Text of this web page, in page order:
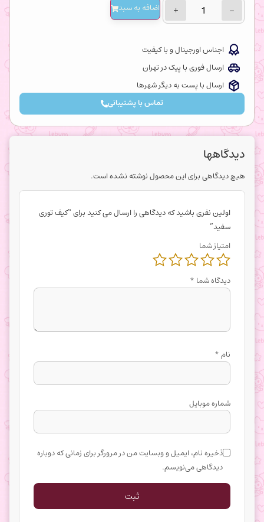
−
+ اضافه‌ به سبد
اجناس اورجینال و با کیفیت
ارسال فوری با پیک در تهران
ارسال با پست به دیگر شهرها
تماس با پشتیبانی
دیدگاهها
هیچ دیدگاهی برای این محصول نوشته نشده است.
اولین نفری باشید که دیدگاهی را ارسال می کنید برای “کیف توری
سفید”
امتیاز شما
دیدگاه شما *
نام*
شماره موبایل
ذخیره نام، ایمیل و وبسایت من در مرورگر برای زمانی که دوباره
دیدگاهی می‌نویسم.